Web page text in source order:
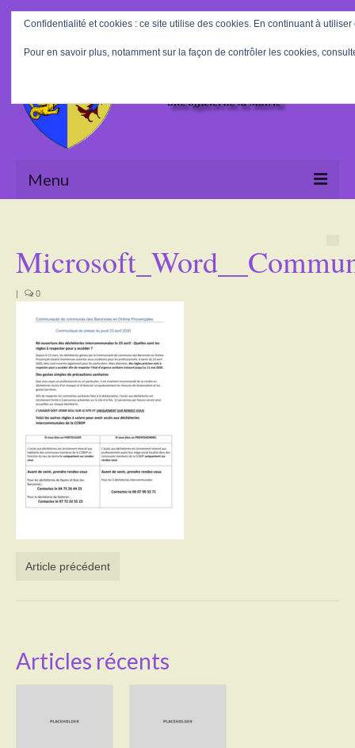
Rechercher
Menu
La Mairie
Le village
Tourisme
Actualités
Activités
Poésie
Contact
Heures d’ouverture
| 0
Article précédent
Articles récents
Confidentialité et cookies : ce site utilise des cookies. En continuant à
Pour en savoir plus, notamment sur la façon de contrôler les cookies,